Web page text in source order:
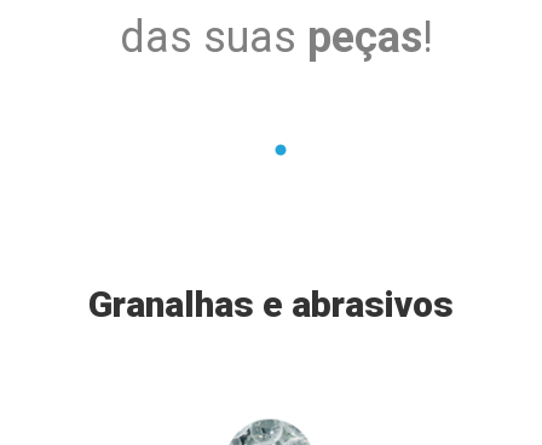
paraentregas imediatas
Granalhas e abrasivos